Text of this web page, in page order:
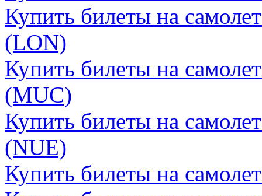
Купить билеты на
(LON)
Купить билеты на
(MUC)
Купить билеты на
(NUE)
Купить билеты на